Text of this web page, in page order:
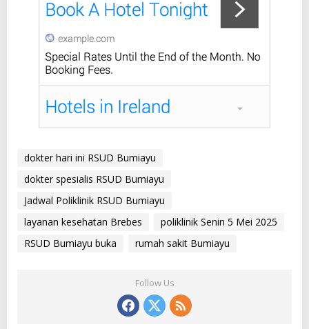
dokter hari ini RSUD Bumiayu
dokter spesialis RSUD Bumiayu
Jadwal Poliklinik RSUD Bumiayu
layanan kesehatan Brebes
poliklinik Senin 5 Mei 2025
RSUD Bumiayu buka
rumah sakit Bumiayu
Follow Us